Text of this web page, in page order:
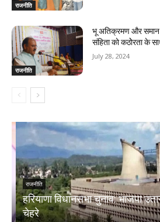
राजनीति
राजनीति
भू अतिक्रमण और समान
संहिता काे कठाेेरता के
July 28, 2024
राजनीति
हरियाणा विधानसभा चुनाव: भाजपा
चेहरे